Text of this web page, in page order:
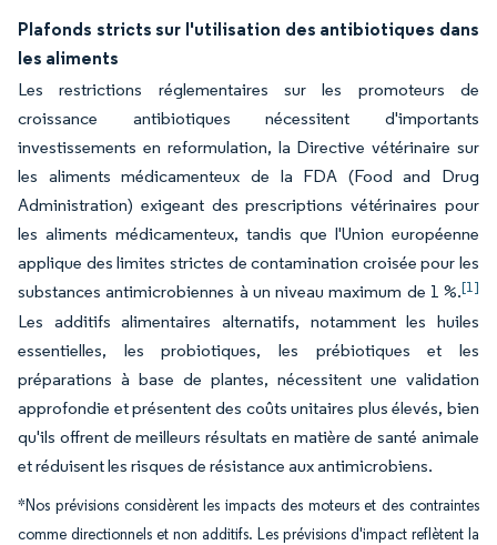
Plafonds stricts sur l'utilisation des antibiotiques dans
les aliments
Les restrictions réglementaires sur les promoteurs de
croissance antibiotiques nécessitent d'importants
investissements en reformulation, la Directive vétérinaire sur
les aliments médicamenteux de la FDA (Food and Drug
Administration) exigeant des prescriptions vétérinaires pour
les aliments médicamenteux, tandis que l'Union européenne
applique des limites strictes de contamination croisée pour les
substances antimicrobiennes à un niveau maximum de 1 %.[1]
Les additifs alimentaires alternatifs, notamment les huiles
essentielles, les probiotiques, les prébiotiques et les
préparations à base de plantes, nécessitent une validation
approfondie et présentent des coûts unitaires plus élevés, bien
qu'ils offrent de meilleurs résultats en matière de santé animale
et réduisent les risques de résistance aux antimicrobiens.
*Nos prévisions considèrent les impacts des moteurs et des contraintes
comme directionnels et non additifs. Les prévisions d'impact reflètent la